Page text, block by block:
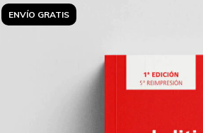
ENVÍO GRATIS